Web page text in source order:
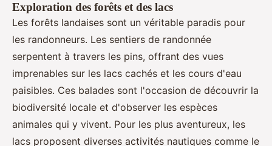
Exploration des forêts et des lacs
Les forêts landaises sont un véritable paradis pour
les randonneurs. Les sentiers de randonnée
serpentent à travers les pins, offrant des vues
imprenables sur les lacs cachés et les cours d'eau
paisibles. Ces balades sont l'occasion de découvrir la
biodiversité locale et d'observer les espèces
animales qui y vivent. Pour les plus aventureux, les
lacs proposent diverses activités nautiques comme le